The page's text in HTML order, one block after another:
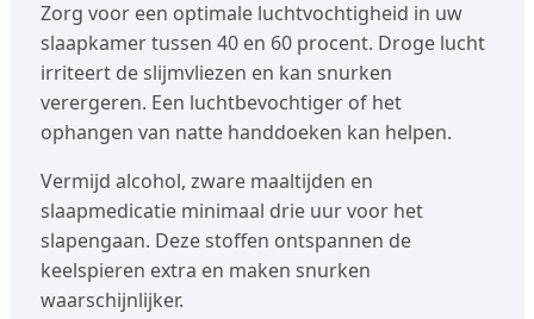
Zorg voor een optimale luchtvochtigheid in uw
slaapkamer tussen 40 en 60 procent. Droge lucht
irriteert de slijmvliezen en kan snurken
verergeren. Een luchtbevochtiger of het
ophangen van natte handdoeken kan helpen.
Vermijd alcohol, zware maaltijden en
slaapmedicatie minimaal drie uur voor het
slapengaan. Deze stoffen ontspannen de
keelspieren extra en maken snurken
waarschijnlijker.